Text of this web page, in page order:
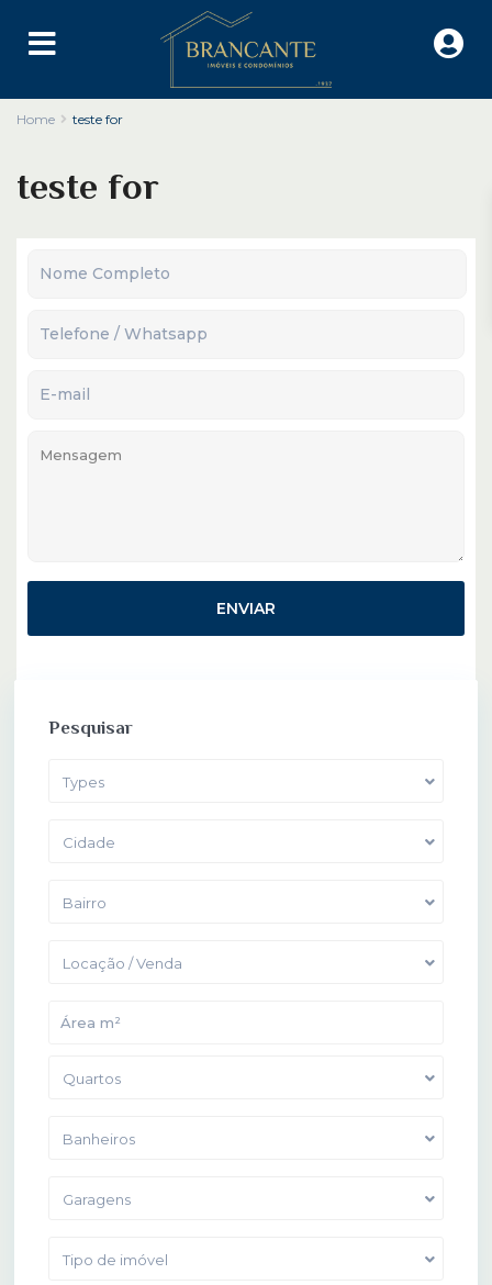
Home teste for
teste for
Pesquisar
Types
Cidade
Bairro
Locação / Venda
Quartos
Banheiros
Garagens
Tipo de imóvel